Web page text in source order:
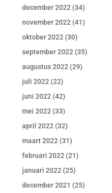
december 2022 (34)
november 2022 (41)
oktober 2022 (30)
september 2022 (35)
augustus 2022 (29)
juli 2022 (22)
juni 2022 (42)
mei 2022 (33)
april 2022 (32)
maart 2022 (31)
februari 2022 (21)
januari 2022 (25)
december 2021 (25)